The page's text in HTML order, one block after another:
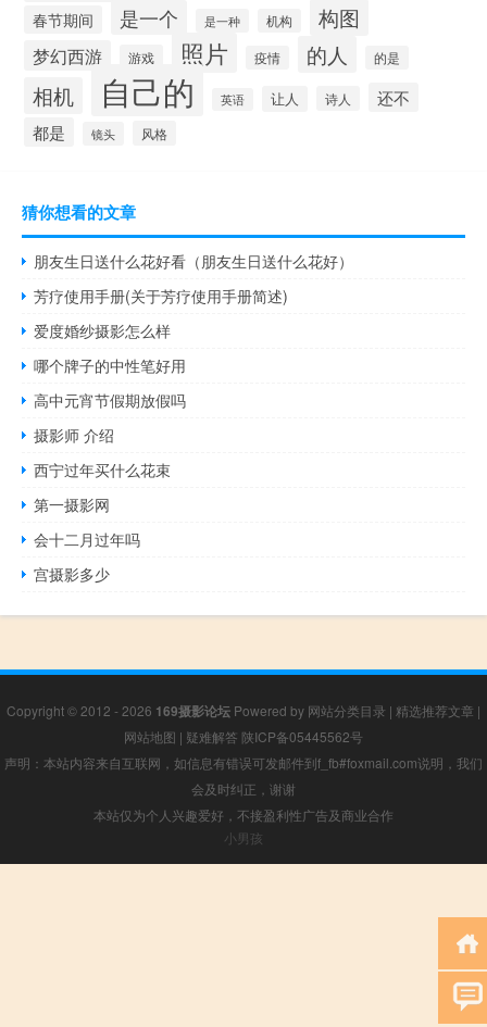
春节期间 是一个 是一种 机构 构图
梦幻西游 游戏 照片 疫情 的人 的是
相机 自己的 英语 让人 诗人
还不
都是
镜头 风格
猜你想看的文章
朋友生日送什么花好看（朋友生日送什么花好）
芳疗使用手册(关于芳疗使用手册简述)
爱度婚纱摄影怎么样
哪个牌子的中性笔好用
高中元宵节假期放假吗
摄影师 介绍
西宁过年买什么花束
第一摄影网
会十二月过年吗
宫摄影多少
Copyright © 2012 - 2026 169摄影论坛 Powered by 网站分类目录 | 精选推荐文章 |
网站地图 | 疑难解答 陕ICP备05445562号
声明：本站内容来自互联网，如信息有错误可发邮件到f_fb#foxmail.com说明，我们
会及时纠正，谢谢
本站仅为个人兴趣爱好，不接盈利性广告及商业合作
小男孩